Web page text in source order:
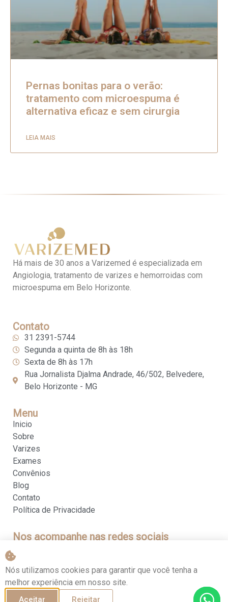
Pernas bonitas para o verão:
tratamento com microespuma é
alternativa eficaz e sem cirurgia
LEIA MAIS
Há mais de 30 anos a Varizemed é especializada em
Angiologia, tratamento de varizes e hemorroidas com
microespuma em Belo Horizonte.
Contato
31 2391-5744
Segunda a quinta de 8h às 18h
Sexta de 8h às 17h
Rua Jornalista Djalma Andrade, 46/502, Belvedere,
Belo Horizonte - MG
Menu
Inicio
Sobre
Varizes
Exames
Convênios
Blog
Contato
Política de Privacidade
Nos acompanhe nas redes sociais
Nós utilizamos cookies para garantir que você tenha a
melhor experiência em nosso site.
Aceitar Rejeitar